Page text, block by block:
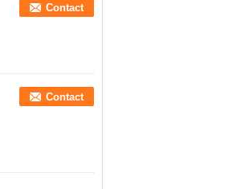
Contact
Contact